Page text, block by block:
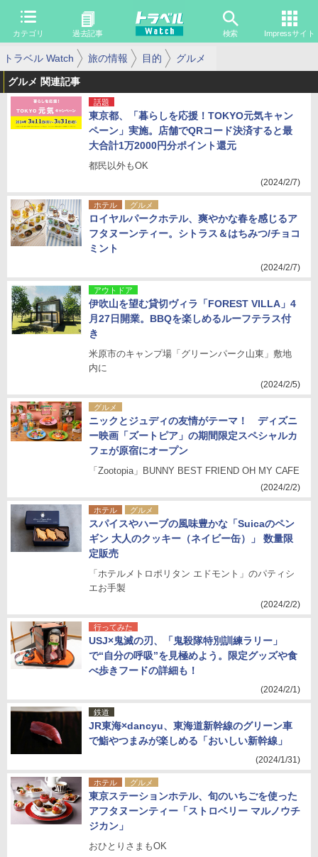
カテゴリ 過去記事 検索 Impressサイト
トラベル Watch 旅の情報 目的 グルメ
グルメ 関連記事
話題
東京都、「暮らしを応援！TOKYO元気キャン
ペーン」実施。店舗でQRコード決済すると最
大合計1万2000円分ポイント還元
都民以外もOK
(2024/2/7)
ホテル グルメ
ロイヤルパークホテル、爽やかな春を感じるア
フタヌーンティー。シトラス＆はちみつ/チョコ
ミント
(2024/2/7)
アウトドア
伊吹山を望む貸切ヴィラ「FOREST VILLA」4
月27日開業。BBQを楽しめるルーフテラス付
き
米原市のキャンプ場「グリーンパーク山東」敷地
内に
(2024/2/5)
グルメ
ニックとジュディの友情がテーマ！ ディズニ
ー映画「ズートピア」の期間限定スペシャルカ
フェが原宿にオープン
「Zootopia」BUNNY BEST FRIEND OH MY CAFE
(2024/2/2)
ホテル グルメ
スパイスやハーブの風味豊かな「Suicaのペン
ギン 大人のクッキー（ネイビー缶）」 数量限
定販売
「ホテルメトロポリタン エドモント」のパティシ
エお手製
(2024/2/2)
行ってみた
USJ×鬼滅の刃、「鬼殺隊特別訓練ラリー」
で“自分の呼吸”を見極めよう。限定グッズや食
べ歩きフードの詳細も！
(2024/2/1)
鉄道
JR東海×dancyu、東海道新幹線のグリーン車
で鮨やつまみが楽しめる「おいしい新幹線」
(2024/1/31)
ホテル グルメ
東京ステーションホテル、旬のいちごを使った
アフタヌーンティー「ストロベリー マルノウチ
ジカン」
おひとりさまもOK